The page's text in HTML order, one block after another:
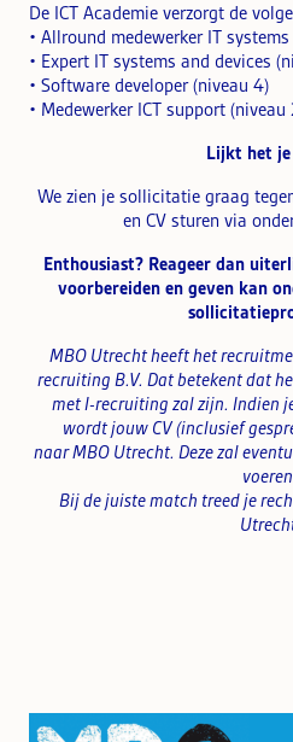
De ICT Academie verzorgt de
• Allround medewerker IT
• Expert IT systems and devices
• Software developer (niveau 4)
• Medewerker ICT support (niveau
Lijkt het
We zien je sollicitatie graag
en CV sturen via
Enthousiast? Reageer dan
voorbereiden en geven kan
MBO Utrecht heeft het
recruiting B.V. Dat betekent dat
met I-recruiting zal zijn. Indien
wordt jouw CV (inclusief
naarMBO Utrecht. Deze zal
Bij de juiste match treed je